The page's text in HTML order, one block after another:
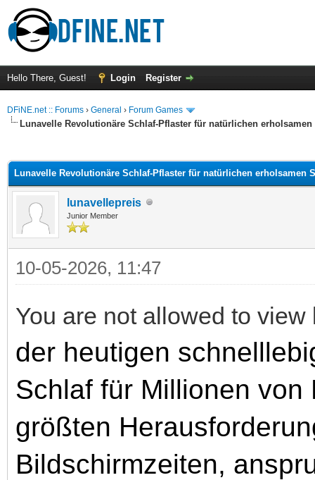
Hello There, Guest! Login Register
DFiNE.net :: Forums › General › Forum Games
Lunavelle Revolutionäre Schlaf-Pflaster für natürlichen erholsamen
Lunavelle Revolutionäre Schlaf-Pflaster für natürlichen erholsamen
lunavellepreis
Junior Member
10-05-2026, 11:47
You are not allowed to
der heutigen
Schlaf für Millionen
größten
Bildschirmzeiten,